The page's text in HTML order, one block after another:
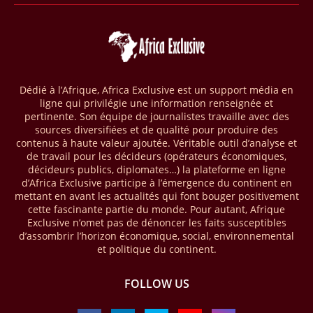
Selon le rapport publié par l’Association mondiale des opérateurs de
par les comptes de mobile money en Afrique au cours de l'année
2025, en hausse d'environ 27 % par rapport à 2024. Le rapport intitulé
« The State of the Industry Report on Mobile Money 2026 » précise
mobile money réalisées à l’échelle mondiale, qui s’est établie à 2091
milliards USD (+23 % par rapport à 2024). L’Afrique a également
enregistré environ 74 % du nombre de transactions de Mobile money
répertoriées l’an passé dans le monde, avec environ 92 milliards de
transactions (+16 % par rapport à 2024) sur un total de 125 milliards
dans le monde.
28/03/26 AFRIQUE - ECONOMIE CREATIVE
Une rapport publié dernièrement par le Boston Consulting Group, et
intitulé « Africa Unleashed: Empowering Women in Creative Industries
», dresse un état des lieux saisissant de l'économie créative africaine
à la fois dynamique et structurellement négligé. Ce secteur,
les contenus numériques, représente aujourd'hui environ 59 milliards
représente moins de 3 % d'un marché mondial évalué à près de 2000
Dédié à l’Afrique, Africa Exclusive est un support média en
ligne qui privilégie une information renseignée et
pertinente. Son équipe de journalistes travaille avec des
sources diversifiées et de qualité pour produire des
contenus à haute valeur ajoutée. Véritable outil d’analyse et
de travail pour les décideurs (opérateurs économiques,
décideurs publics, diplomates…) la plateforme en ligne
d’Africa Exclusive participe à l’émergence du continent en
mettant en avant les actualités qui font bouger positivement
cette fascinante partie du monde. Pour autant, Afrique
Exclusive n’omet pas de dénoncer les faits susceptibles
d’assombrir l’horizon économique, social, environnemental
et politique du continent.
FOLLOW US